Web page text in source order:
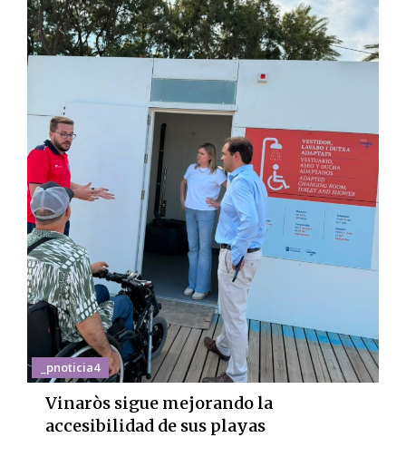
_pnoticia4
Vinaròs sigue mejorando la
accesibilidad de sus playas